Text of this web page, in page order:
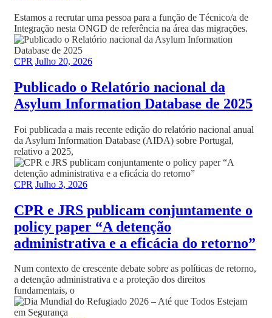
Estamos a recrutar uma pessoa para a função de Técnico/a de
Integração nesta ONGD de referência na área das migrações.
CPR Julho 20, 2026
Publicado o Relatório nacional da
Asylum Information Database de 2025
Foi publicada a mais recente edição do relatório nacional anual
da Asylum Information Database (AIDA) sobre Portugal,
relativo a 2025,
CPR Julho 3, 2026
CPR e JRS publicam conjuntamente o
policy paper “A detenção
administrativa e a eficácia do retorno”
Num contexto de crescente debate sobre as políticas de retorno,
a detenção administrativa e a proteção dos direitos
fundamentais, o